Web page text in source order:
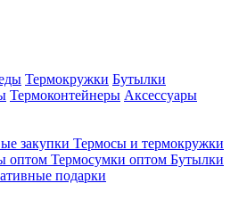
Термокружки Бутылки
Термоконтейнеры Аксессуары
закупки Термосы и термокружки
оптом Термосумки оптом Бутылки
подарки